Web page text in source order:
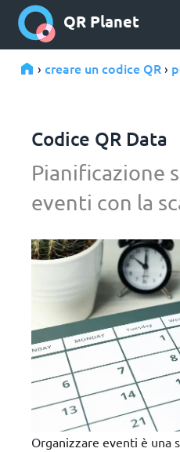
QR Planet
› creare un codice QR ›
Codice QR Data
Pianificazione
eventi con la
Organizzare eventi è una